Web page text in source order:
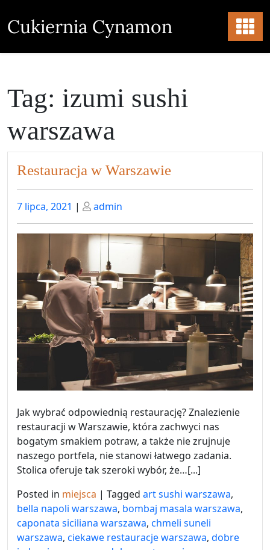
to
content
Cukiernia Cynamon
Tag: izumi sushi
warszawa
Restauracja w Warszawie
Posted
on
7 lipca, 2021 | Posted
on
admin
Jak wybrać odpowiednią restaurację? Znalezienie
restauracji w Warszawie, która zachwyci nas
bogatym smakiem potraw, a także nie zrujnuje
naszego portfela, nie stanowi łatwego zadania.
Stolica oferuje tak szeroki wybór, że…[...]
Posted in miejsca | Tagged art sushi warszawa,
bella napoli warszawa, bombaj masala warszawa,
caponata siciliana warszawa, chmeli suneli
warszawa, ciekawe restauracje warszawa, dobre